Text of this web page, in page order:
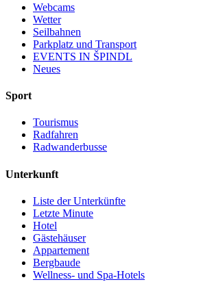
Webcams
Wetter
Seilbahnen
Parkplatz und Transport
EVENTS IN ŠPINDL
Neues
Sport
Tourismus
Radfahren
Radwanderbusse
Unterkunft
Liste der Unterkünfte
Letzte Minute
Hotel
Gästehäuser
Appartement
Bergbaude
Wellness- und Spa-Hotels